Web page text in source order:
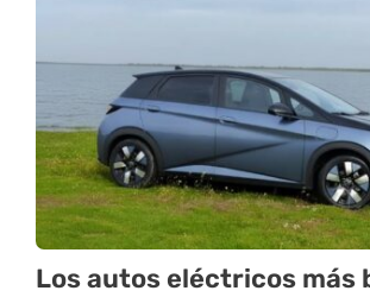
Los autos eléctricos más